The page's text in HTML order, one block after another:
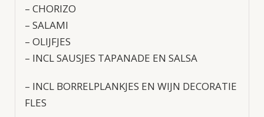
– CHORIZO
– SALAMI
– OLIJFJES
– INCL SAUSJES TAPANADE EN SALSA
– INCL BORRELPLANKJES EN WIJN DECORATIE
FLES